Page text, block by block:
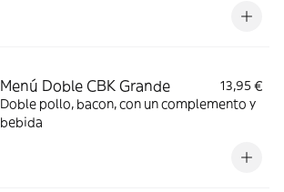
Menú Doble CBK Grande
13,95 €
Doble pollo, bacon, con un complemento y
bebida